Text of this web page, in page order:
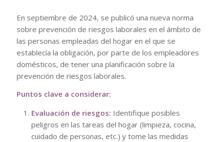
En septiembre de 2024, se publicó una nueva norma
sobre prevención de riesgos laborales en el ámbito de
las personas empleadas del hogar en el que se
establecía la obligación, por parte de los empleadores
domésticos, de tener una planificación sobre la
prevención de riesgos laborales.
Puntos clave a considerar:
Evaluación de riesgos: Identifique posibles
peligros en las tareas del hogar (limpieza, cocina,
cuidado de personas, etc.) y tome las medidas